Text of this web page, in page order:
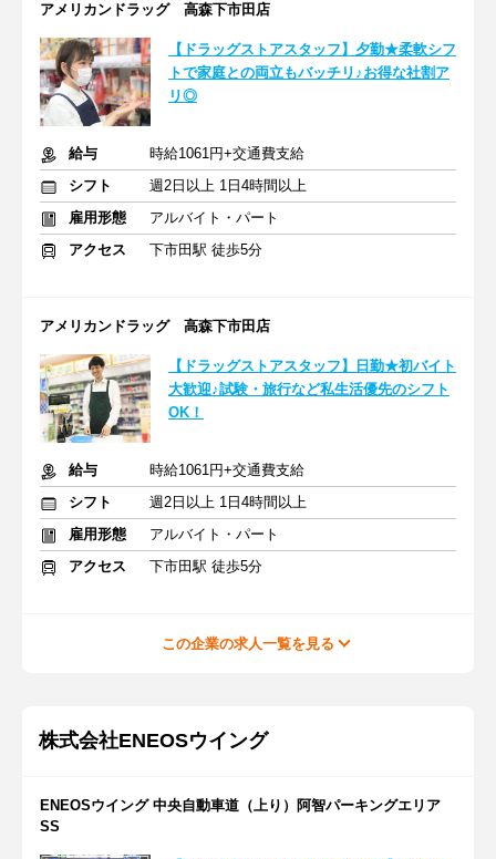
アメリカンドラッグ 高森下市田店
【ドラッグストアスタッフ】夕勤★柔軟シフ
トで家庭との両立もバッチリ♪お得な社割ア
リ◎
給与
時給1061円+交通費支給
シフト
週2日以上 1日4時間以上
雇用形態
アルバイト・パート
アクセス
下市田駅 徒歩5分
アメリカンドラッグ 高森下市田店
【ドラッグストアスタッフ】日勤★初バイト
大歓迎♪試験・旅行など私生活優先のシフト
OK！
給与
時給1061円+交通費支給
シフト
週2日以上 1日4時間以上
雇用形態
アルバイト・パート
アクセス
下市田駅 徒歩5分
この企業の求人一覧を見る
株式会社ENEOSウイング
ENEOSウイング 中央自動車道（上り）阿智パーキングエリア
SS